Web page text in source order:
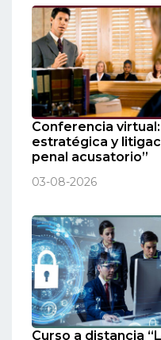
Conferencia
estratégica y
penal acusatorio”
03-08-2026
Curso a distancia